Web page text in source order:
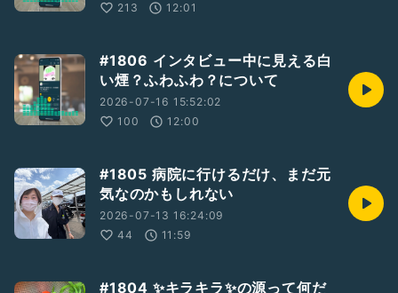
213
12:01
#1806 インタビュー中に見える白
い煙？ふわふわ？について
2026-07-16 15:52:02
100
12:00
#1805 病院に行けるだけ、まだ元
気なのかもしれない
2026-07-13 16:24:09
44
11:59
#1804 ✨キラキラ✨の源って何だ